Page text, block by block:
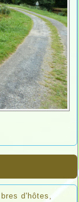
d'hôtes,